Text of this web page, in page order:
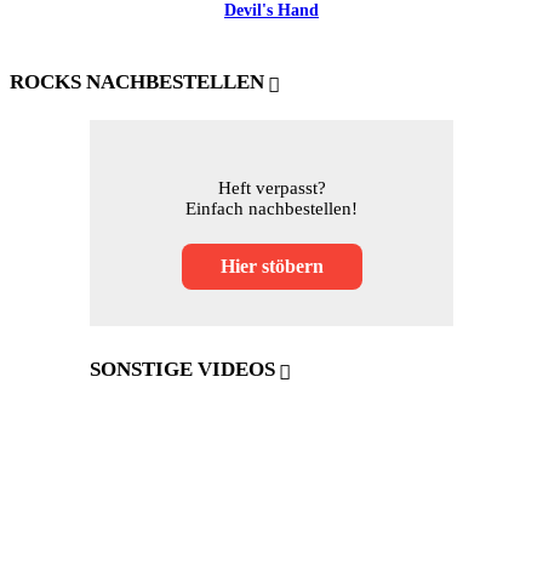
Devil's Hand
ROCKS NACHBESTELLEN
Heft verpasst?
Einfach nachbestellen!
Hier stöbern
SONSTIGE VIDEOS